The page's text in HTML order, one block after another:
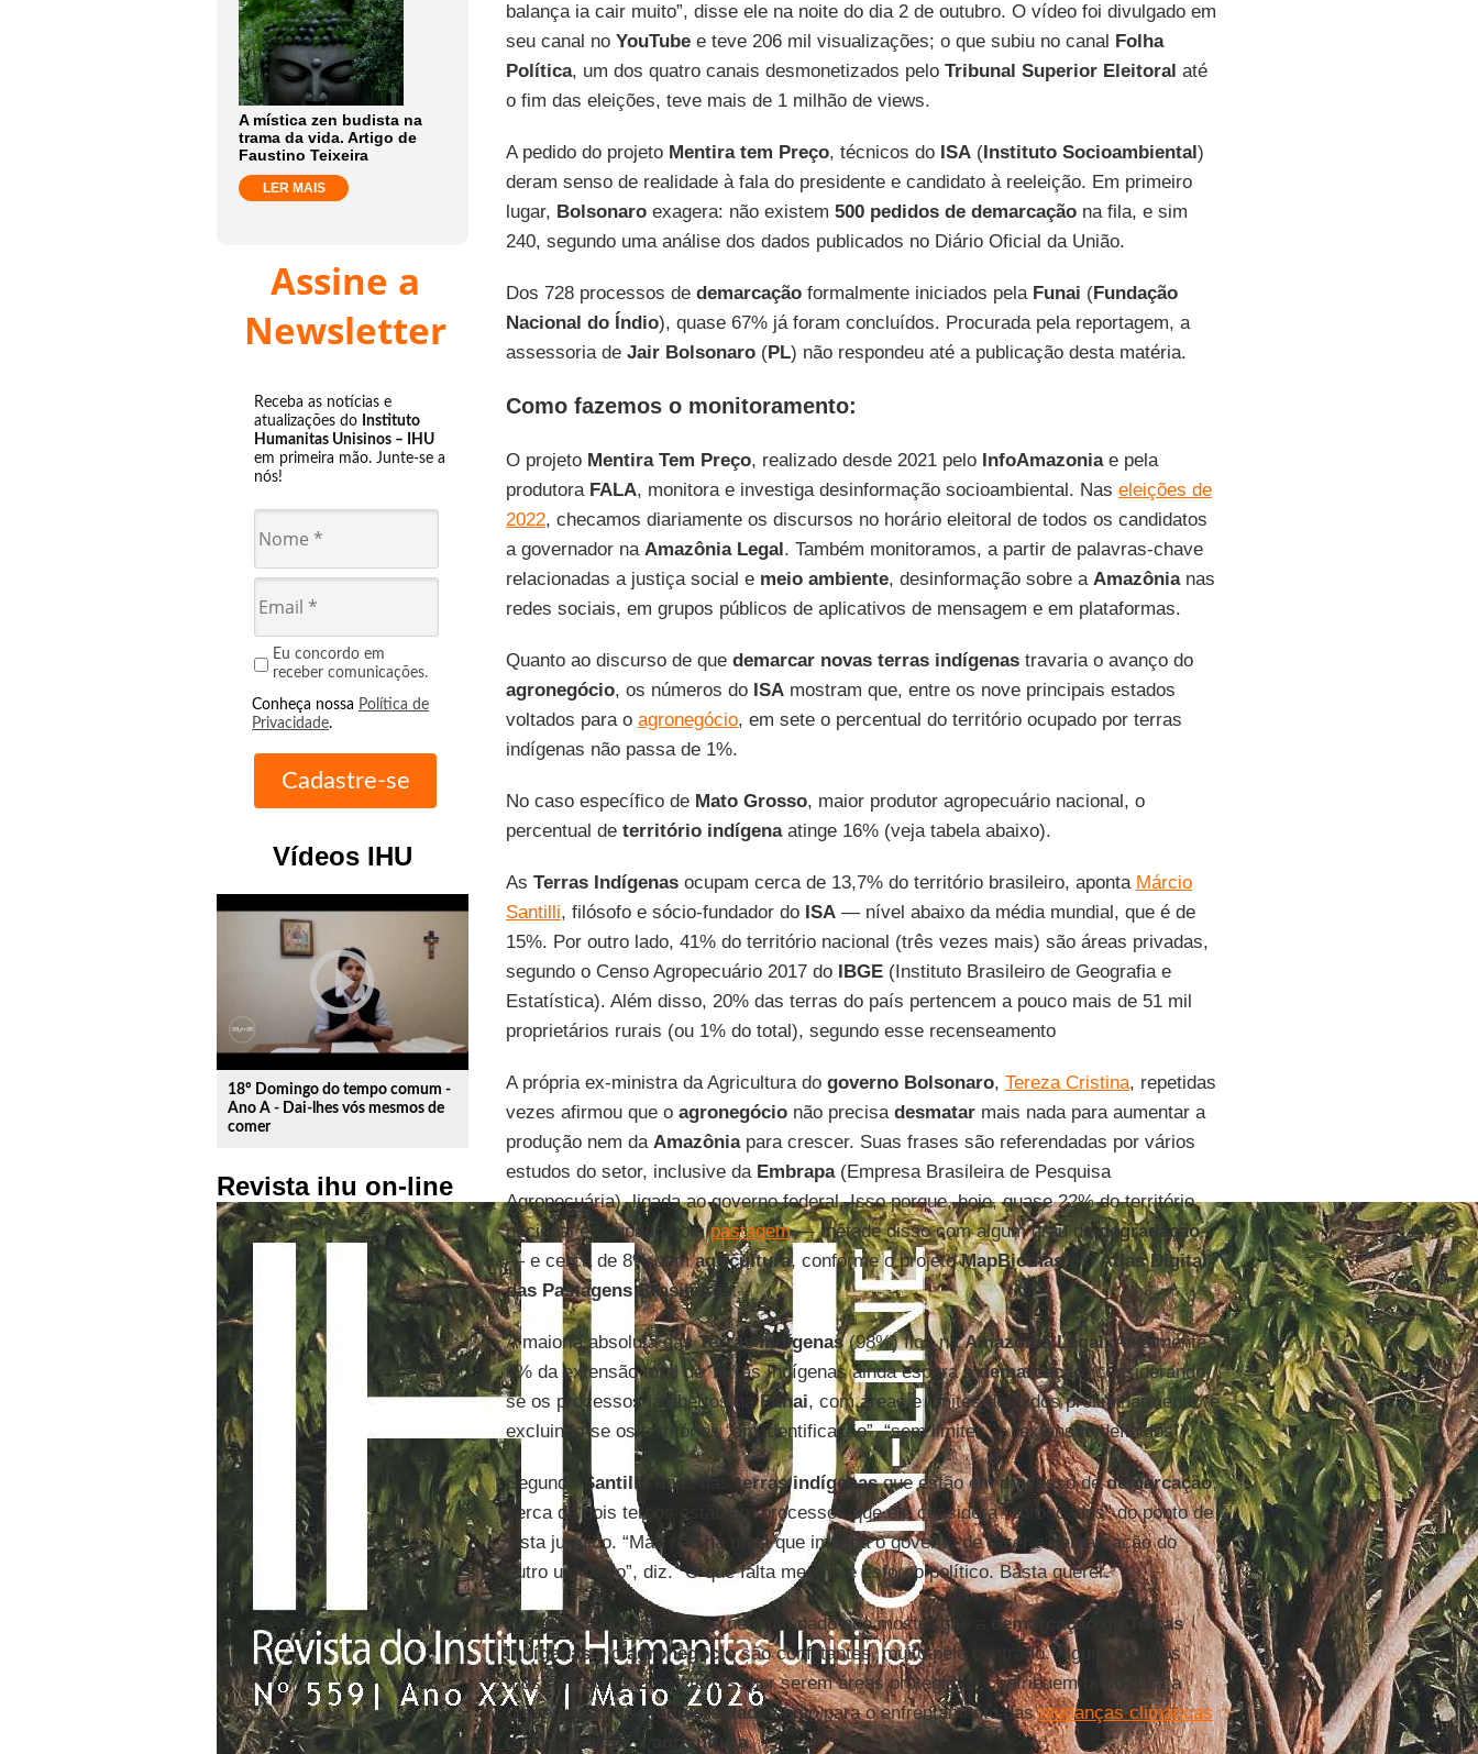
A mística zen budista na
trama da vida. Artigo de
Faustino Teixeira
LER MAIS
Assine a
Newsletter
Receba as notícias e
atualizações do Instituto
Humanitas Unisinos – IHU
em primeira mão. Junte-se a
nós!
Eu concordo em
receber comunicações.
Conheça nossa Política de
Privacidade.
Vídeos IHU
play_circle_outline
18º Domingo do tempo comum -
Ano A - Dai-lhes vós mesmos de
comer
Revista ihu on-line
balança ia cair muito”, disse ele na noite do dia 2 de outubro. O vídeo foi divulgado em
seu canal no YouTubee teve 206 mil visualizações; o que subiu no canal Folha
Política, um dos quatro canais desmonetizados pelo Tribunal Superior Eleitoral até
o fim das eleições, teve mais de 1 milhão de views.
A pedido do projeto Mentira tem Preço, técnicos do ISA(Instituto Socioambiental)
deram senso de realidade à fala do presidente e candidato à reeleição. Em primeiro
lugar, Bolsonaroexagera: não existem 500 pedidos de demarcaçãona fila, e sim
240, segundo uma análise dos dados publicados no Diário Oficial da União.
Dos 728 processos de demarcaçãoformalmente iniciados pela Funai (Fundação
Nacional do Índio), quase 67% já foram concluídos. Procurada pela reportagem, a
assessoria de Jair Bolsonaro(PL) não respondeu até a publicação desta matéria.
Como fazemos o monitoramento:
O projeto Mentira Tem Preço, realizado desde 2021 pelo InfoAmazoniae pela
produtora FALA, monitora e investiga desinformação socioambiental. Nas eleições de
2022, checamos diariamente os discursos no horário eleitoral de todos os candidatos
a governador na Amazônia Legal. Também monitoramos, a partir de palavras-chave
relacionadas a justiça social e meio ambiente, desinformação sobre a Amazônianas
redes sociais, em grupos públicos de aplicativos de mensagem e em plataformas.
Quanto ao discurso de que demarcar novas terras indígenastravaria o avanço do
agronegócio, os números do ISAmostram que, entre os nove principais estados
voltados para o agronegócio, em sete o percentual do território ocupado por terras
indígenas não passa de 1%.
No caso específico de Mato Grosso, maior produtor agropecuário nacional, o
percentual de território indígenaatinge 16% (veja tabela abaixo).
As Terras Indígenasocupam cerca de 13,7% do território brasileiro, aponta Márcio
Santilli, filósofo e sócio-fundador do ISA— nível abaixo da média mundial, que é de
15%. Por outro lado, 41% do território nacional (três vezes mais) são áreas privadas,
segundo o Censo Agropecuário 2017 do IBGE(Instituto Brasileiro de Geografia e
Estatística). Além disso, 20% das terras do país pertencem a pouco mais de 51 mil
proprietários rurais (ou 1% do total), segundo esse recenseamento
A própria ex-ministra da Agricultura do governo Bolsonaro, Tereza Cristina, repetidas
vezes afirmou que o agronegócionão precisa desmatarmais nada para aumentar a
produção nem da Amazôniapara crescer. Suas frases são referendadas por vários
estudos do setor, inclusive da Embrapa(Empresa Brasileira de Pesquisa
Agropecuária), ligada ao governo federal. Isso porque, hoje, quase 22% do território
nacional é ocupado compastagem— metade disso com algum grau dedegradação
— e cerca de 8% comagricultura, conforme o projetoMapBiomase oAtlas Digital
das Pastagens Brasileiras.
A maioria absoluta dasTerras Indígenas(98%) fica naAmazônia Legal. Atualmente,
9% da extensão total de Terras Indígenas ainda espera ademarcação, considerando-
se os processos já abertos naFunai, com áreas e limites definidos preliminarmente (e
excluindo-se os territórios “em identificação”, “sem limites” e “extensão definidos”).
SegundoSantilli , hoje, dasterras indígenasque estão em processo dedemarcação,
cerca de dois terços estão em processos que ele considera “enroscados” do ponto de
vista jurídico. “Mas não há nada que impeça o governo de fazer a demarcação do
outro um terço”, diz. “O que falta mesmo é esforço político. Basta querer.”
Ele explica que não existe nenhum dado que mostra que a
demarcação de Terras
Indígenase oagronegóciosão conflitantes, muito pelo contrário. Alguns estudos
mostram como essas terras, por serem áreas protegidas, contribuem tanto para a
preservação dabiodiversidadecomo para o enfrentamento dasmudanças climáticas
que prejudicam a agricultura.